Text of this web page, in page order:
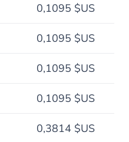
0,1095 $US
0,1095 $US
0,1095 $US
0,1095 $US
0,3814 $US